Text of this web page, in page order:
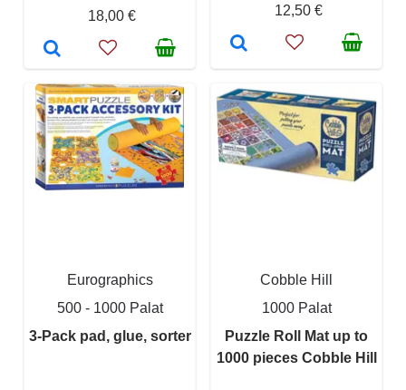
18,00 € 12,50 €
Eurographics
500 - 1000 Palat
3-Pack pad, glue, sorter
Cobble Hill
1000 Palat
Puzzle Roll Mat up to
1000 pieces Cobble Hill